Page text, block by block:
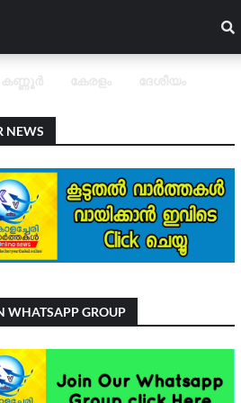
കണ്ണൂർ കേരളം ദേശീയം
NEWS
WHATSAPP GROUP